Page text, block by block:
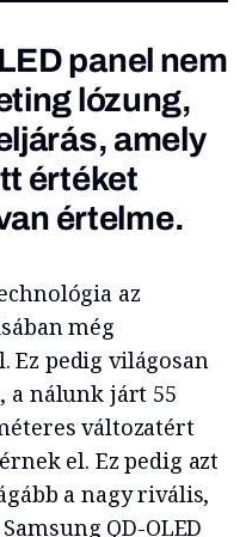
panel nem
lózung,
amely
értéket
értelme.
az
még
Ez pedig világosan
a nálunk járt 55
változatért
el. Ez pedig azt
a nagy rivális,
QD-OLED